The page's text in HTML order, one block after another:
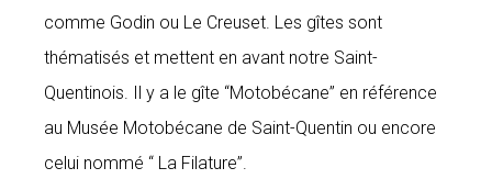
comme Godin ou Le Creuset. Les gîtes sont
thématisés et mettent en avant notre Saint-
Quentinois. Il y a le gîte “Motobécane” en référence
au Musée Motobécane de Saint-Quentin ou encore
celui nommé “ La Filature”.